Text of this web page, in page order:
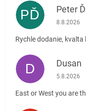
PĎ Peter
8.8.2026
Rychle dodanie, kvalta
D Dusan
5.8.2026
East or West you are